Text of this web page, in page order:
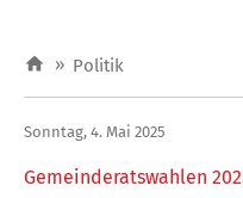
» Politik
Gemeinderatswahlen
Sonntag, 4. Mai 2025